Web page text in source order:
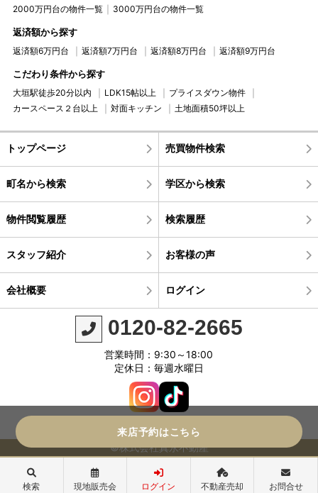
2000万円台の物件一覧
3000万円台の物件一覧
返済額から探す
返済額6万円台 返済額7万円台 返済額8万円台 返済額9万円台
こだわり条件から探す
大垣駅徒歩20分以内 LDK15帖以上
プライスダウン物件
カースペース２台以上
対面キッチン 土地面積50坪以上
トップページ 売買物件検索
町名から検索 学区から検索
物件閲覧履歴 検索履歴
スタッフ紹介 お客様の声
会社概要 ログイン
0120-82-2665
営業時間：9:30～18:00
定休日：毎週水曜日
©株式会社真永不動産
来店予約はこちら
検索 現地販売会 ログイン 不動産売却 お問合せ